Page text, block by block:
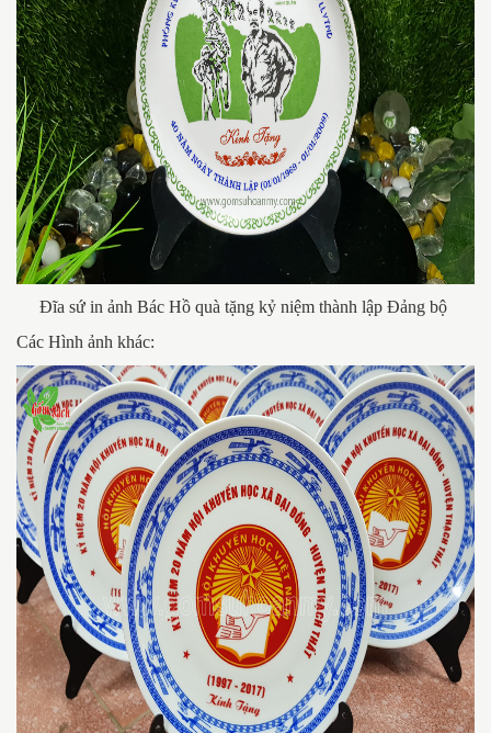
Đĩa sứ in ảnh Bác Hồ quà tặng kỷ niệm thành lập Đảng bộ
Các Hình ảnh khác: